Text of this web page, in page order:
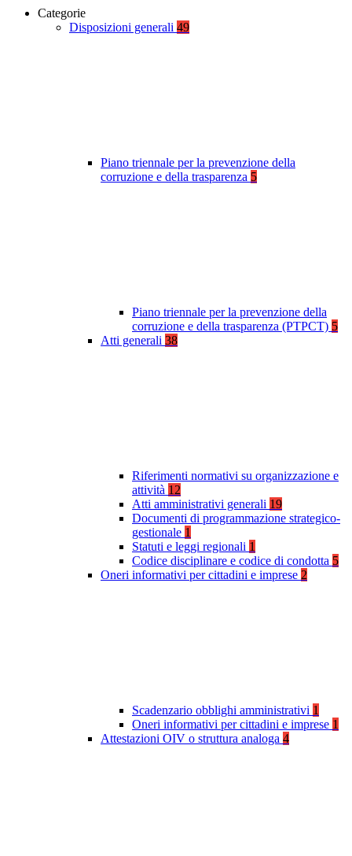
Categorie
Disposizioni generali 49
Piano triennale per la prevenzione della
corruzione e della trasparenza 5
Piano triennale per la prevenzione della
corruzione e della trasparenza (PTPCT) 5
Atti generali 38
Riferimenti normativi su organizzazione e
attività 12
Atti amministrativi generali 19
Documenti di programmazione strategico-
gestionale 1
Statuti e leggi regionali 1
Codice disciplinare e codice di condotta 5
Oneri informativi per cittadini e imprese 2
Scadenzario obblighi amministrativi 1
Oneri informativi per cittadini e imprese 1
Attestazioni OIV o struttura analoga 4